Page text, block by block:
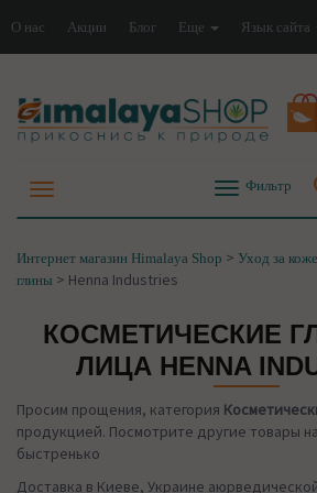
О нас Акции Блог Еще Язык сайта
Фильтр
Интернет магазин Himalaya Shop > Уход за
глины > Henna Industries
КОСМЕТИЧЕСКИЕ
ЛИЦА HENNA
Просим прощения, категория
продукцией. Посмотрите другие товары
быстренько
Доставка в Киеве, Украине